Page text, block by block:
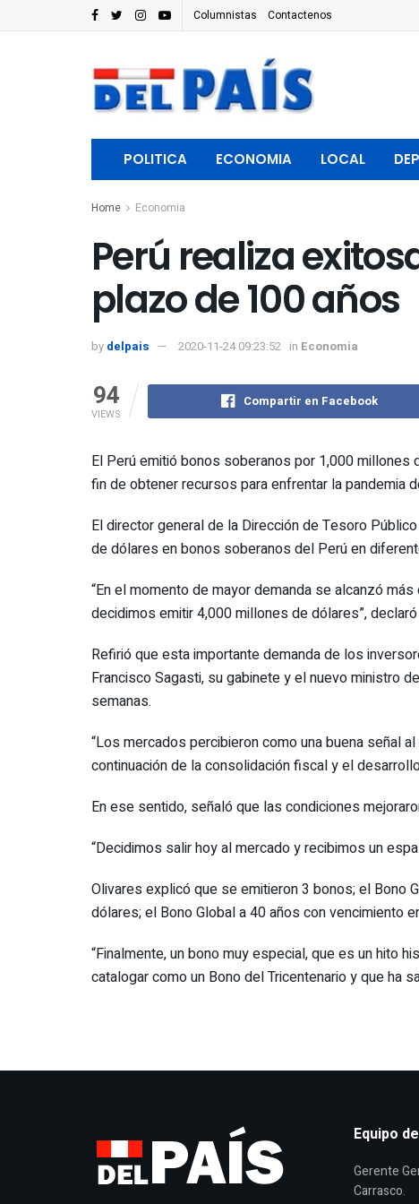
Columnistas Contactenos
POLITICA ECONOMIA LOCAL
Home Economia
Perú realiza
plazo de 100 años
by delpais 2020-11-24 09:23:52 in Economia
94
VIEWS
Compartir en Facebook
El Perú emitió bonos soberanos por 1,000 millones
fin de obtener recursos para enfrentar la pandemia
El director general de la Dirección de Tesoro
de dólares en bonos soberanos del Perú en
“En el momento de mayor demanda se alcanzó
decidimos emitir 4,000 millones de dólares”, declaró
Refirió que esta importante demanda de los
Francisco Sagasti, su gabinete y el nuevo ministro
semanas.
“Los mercados percibieron como una buena señal
continuación de la consolidación fiscal y el
En ese sentido, señaló que las condiciones
“Decidimos salir hoy al mercado y recibimos un
Olivares explicó que se emitieron 3 bonos; el Bono
dólares; el Bono Global a 40 años con vencimiento
“Finalmente, un bono muy especial, que es un hito
catalogar como un Bono del Tricentenario y que ha
Equipo
Gerente
Carrasco.